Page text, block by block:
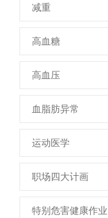
减重
高血糖
高血压
血脂肪异常
运动医学
职场四大计画
特别危害健康作业